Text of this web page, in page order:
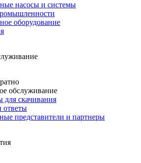
насосы и системы
оборудование
обслуживание
для скачивания
ответы
представители и партнеры